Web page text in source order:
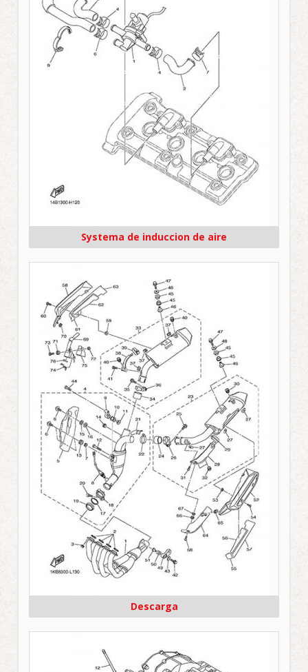
Systema de induccion de aire
Descarga